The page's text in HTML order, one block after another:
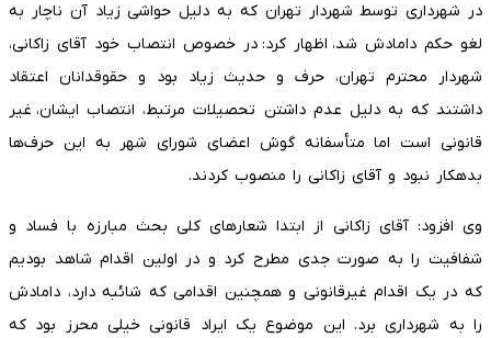
در شهرداری توسط شهردار تهران که به دلیل حواشی زیاد آن ناچار به
لغو حکم دامادش شد، اظهار کرد: در خصوص انتصاب خود آقای زاکانی،
شهردار محترم تهران، حرف و حدیث زیاد بود و حقوقدانان اعتقاد
داشتند که به دلیل عدم داشتن تحصیلات مرتبط، انتصاب ایشان، غیر
قانونی است اما متأسفانه گوش اعضای شورای شهر به این حرف‌ها
بدهکار نبود و‌ آقای زاکانی را منصوب کردند.
وی افزود: آقای زاکانی از ابتدا شعارهای کلی بحث مبارزه با فساد و
شفافیت را به صورت جدی مطرح کرد و در اولین اقدام شاهد بودیم
که در یک اقدام غیرقانونی و همچنین اقدامی که شائبه دارد،‌ دامادش
را به شهرداری برد. این موضوع یک ایراد قانونی خیلی محرز بود که